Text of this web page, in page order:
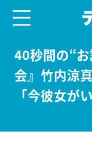
40秒間の“
会』竹内涼
「今彼女が